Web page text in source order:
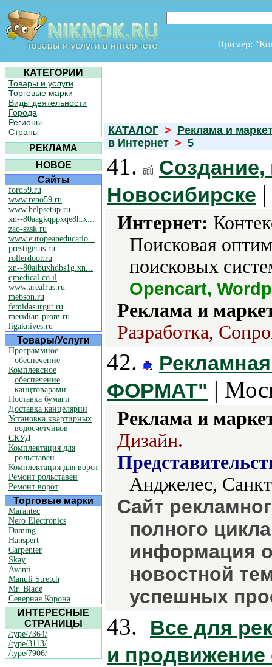
Пример:
КАТЕГОРИИ
Товары и услуги
Торговые марки
Виды деятельности
Города
Регионы
Страны
РЕКЛАМА
НОВОЕ
Сайты
ford59.ru
www.reno59.ru
www.helpsetup.ru
xn--80aagkqppxqe8h.x...
zao-szsk.ru
www.europeaneducatio...
prestigerus.ru
rollerdoor.ru
xn--80aibuxhdbs1g.xn...
qmedical.co.il
www.arealrus.ru
mebson.ru
femidasurgut.ru
meridian-prom.ru
ligaknives.ru
Товары/Услуги
Программное
обеспечение
Комплексное
обеспечение
канцтоварами
Поставка бумаги
Доставка канцелярии
Установка квартирных
водосчетчиков
СКУД
Комплектация для
рольставен
Комплектация для ворот
Ремонт рольставен
Ремонт ворот
Торговые марки
Marantec
Nero Electronics
Daming
Hanspert
Carpenter
Skay
Avanti
Manuli Stretch
Mr. Blade
Северная Корона
ИНТЕРЕСНЫЕ
СТРАНИЦЫ
/type/7364/
/type/3113/
/type/7906/
КАТАЛОГ > Реклама и
в Интернет > 5
41.
Создание,
Новосибирске
Интернет:
Поисковая
поисковых
Opencart,
Реклама и
Разработка,
42.
ФОРМАТ" |
Реклама и
Дизайн.
Анджелес,
Сайт
полного
информация о
новостной
успешных
43.
Все для
и продвижение